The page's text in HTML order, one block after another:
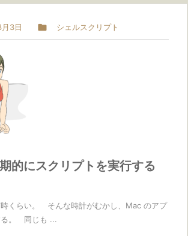
3日  シェルスクリプト
的にスクリプトを実行する
時くらい。 そんな時計がむかし、Mac のアプ
る。 同じも ...